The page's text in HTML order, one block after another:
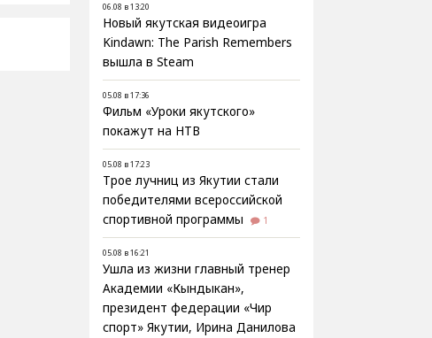
06.08 в 13:20
Новый якутская видеоигра
Kindawn: The Parish Remembers
вышла в Steam
05.08 в 17:36
Фильм «Уроки якутского»
покажут на НТВ
05.08 в 17:23
Трое лучниц из Якутии стали
победителями всероссийской
спортивной программы
1
05.08 в 16:21
Ушла из жизни главный тренер
Академии «Кындыкан»,
президент федерации «Чир
спорт» Якутии, Ирина Данилова